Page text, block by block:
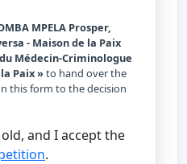
MPELA Prosper,
- Maison de la Paix
Médecin-Criminologue
Paix »to hand over the
this form to the decision
and I accept the
.